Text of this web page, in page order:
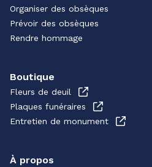
Organiser des obsèques
Prévoir des obsèques
Rendre hommage
Boutique
Fleurs de deuil
Plaques funéraires
Entretien de monument
À propos